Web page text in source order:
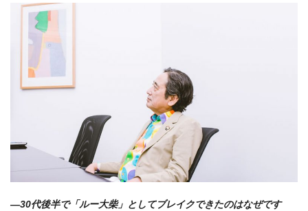
—30代後半で「ルー大柴」としてブレイクできたのはなぜです